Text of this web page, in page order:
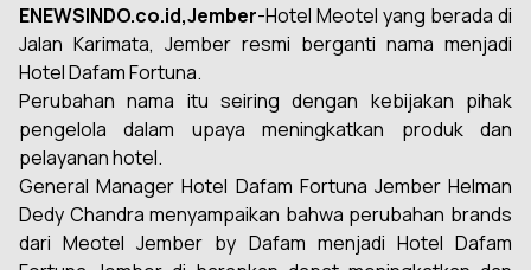
ENEWSINDO.co.id,Jember-Hotel Meotel yang berada di
Jalan Karimata, Jember resmi berganti nama menjadi
Hotel Dafam Fortuna.
Perubahan nama itu seiring dengan kebijakan pihak
pengelola dalam upaya meningkatkan produk dan
pelayanan hotel.
General Manager Hotel Dafam Fortuna Jember Helman
Dedy Chandra menyampaikan bahwa perubahan brands
dari Meotel Jember by Dafam menjadi Hotel Dafam